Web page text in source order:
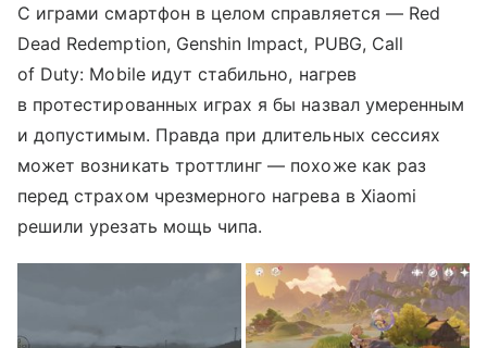
С играми смартфон в целом справляется — Red
Dead Redemption, Genshin Impact, PUBG, Call
of Duty: Mobile идут стабильно, нагрев
в протестированных играх я бы назвал умеренным
и допустимым. Правда при длительных сессиях
может возникать троттлинг — похоже как раз
перед страхом чрезмерного нагрева в Xiaomi
решили урезать мощь чипа.